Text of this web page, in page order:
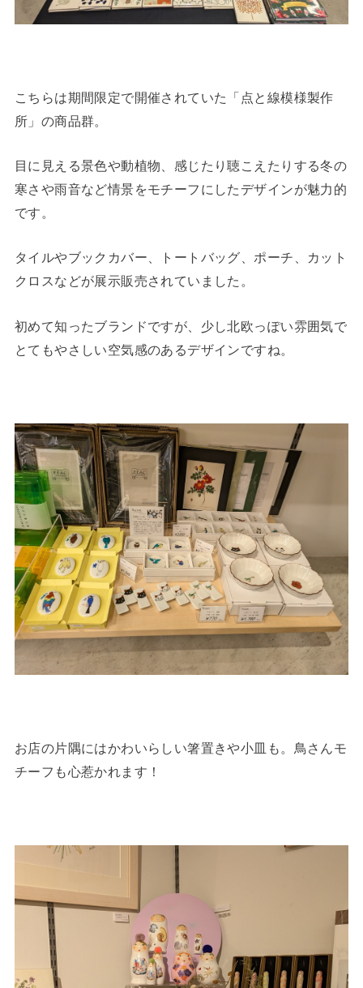
こちらは期間限定で開催されていた「点と線模様製作
所」の商品群。
目に見える景色や動植物、感じたり聴こえたりする冬の
寒さや雨音など情景をモチーフにしたデザインが魅力的
です。
タイルやブックカバー、トートバッグ、ポーチ、カット
クロスなどが展示販売されていました。
初めて知ったブランドですが、少し北欧っぽい雰囲気で
とてもやさしい空気感のあるデザインですね。
お店の片隅にはかわいらしい箸置きや小皿も。鳥さんモ
チーフも心惹かれます！